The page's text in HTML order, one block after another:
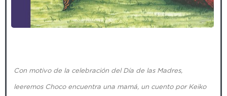
Con motivo de la celebración del Día de las Madres,
leeremos Choco encuentra una mamá, un cuento por Keiko